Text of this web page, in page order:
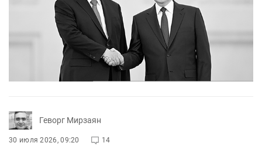
Геворг Мирзаян
30 июля 2026, 09:20 14